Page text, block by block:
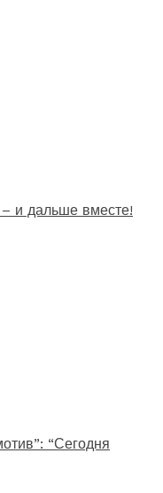
и дальше вместе!
“Сегодня